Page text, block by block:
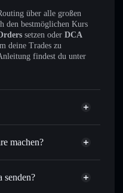
über alle großen
den bestmöglichen Kurs
setzen oder DCA
deine Trades zu
findest du unter
nicht verifiziert
machen?
SOL, USDC oder
senden?